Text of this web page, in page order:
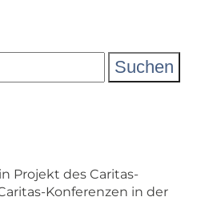
Projekt des Caritas-
Konferenzen in der